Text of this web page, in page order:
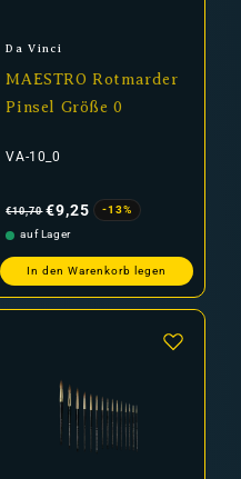
Anbieter:
Da Vinci
MAESTRO Rotmarder
Pinsel Größe 0
VA-10_0
Preis
€10,70 €9,25
-13%
auf Lager
In den Warenkorb legen